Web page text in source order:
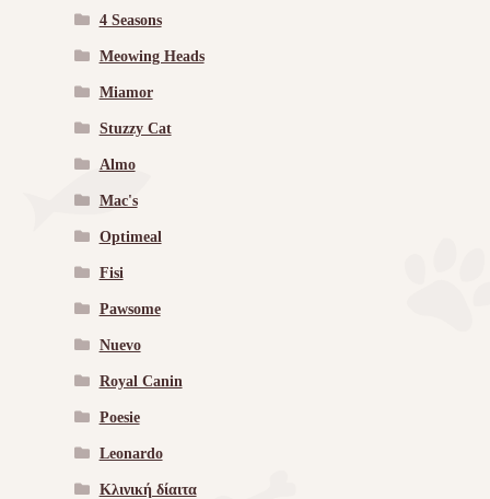
4 Seasons
Meowing Heads
Miamor
Stuzzy Cat
Almo
Mac's
Optimeal
Fisi
Pawsome
Nuevo
Royal Canin
Poesie
Leonardo
Κλινική δίαιτα